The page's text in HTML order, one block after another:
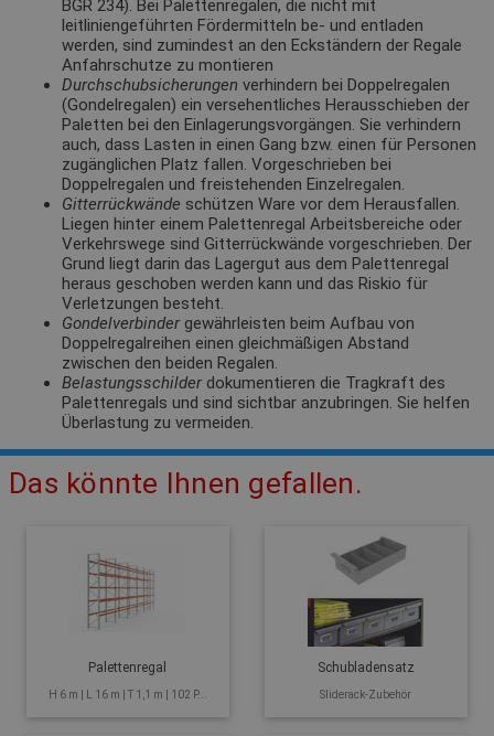
BGR 234). Bei Palettenregalen, die nicht mit
leitliniengeführten Fördermitteln be- und entladen
werden, sind zumindest an den Eckständern der Regale
Anfahrschutze zu montieren
Durchschubsicherungen verhindern bei Doppelregalen
(Gondelregalen) ein versehentliches Herausschieben der
Paletten bei den Einlagerungsvorgängen. Sie verhindern
auch, dass Lasten in einen Gang bzw. einen für Personen
zugänglichen Platz fallen. Vorgeschrieben bei
Doppelregalen und freistehenden Einzelregalen.
Gitterrückwände schützen Ware vor dem Herausfallen.
Liegen hinter einem Palettenregal Arbeitsbereiche oder
Verkehrswege sind Gitterrückwände vorgeschrieben. Der
Grund liegt darin das Lagergut aus dem Palettenregal
heraus geschoben werden kann und das Riskio für
Verletzungen besteht.
Gondelverbinder gewährleisten beim Aufbau von
Doppelregalreihen einen gleichmäßigen Abstand
zwischen den beiden Regalen.
Belastungsschilder dokumentieren die Tragkraft des
Palettenregals und sind sichtbar anzubringen. Sie helfen
Überlastung zu vermeiden.
Das könnte Ihnen gefallen.
Palettenregal
H 6 m | L 16 m | T 1,1 m | 102 P...
Schubladensatz
Sliderack-Zubehör